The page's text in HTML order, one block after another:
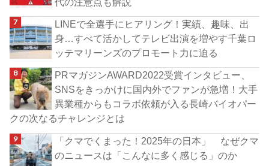
LINEで全選手にヒアリング！実績、趣味、出
身…すべて活かしてテレビ出演を増やす千葉ロ
ッテマリーンズのプロモート力に迫る
PRマガジンAWARD2022受賞インタビュー、
SNSをきっかけに国内外でファンが急増！大手
異業種からもコラボ依頼が入る長崎バイオパー
クの次なるチャレンジとは
「クマでくまった！2025年の日本」 なぜクマ
のニュースは「こんなに多く感じる」のか